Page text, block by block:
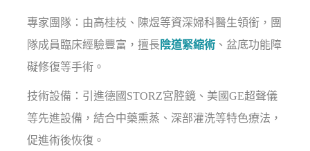
專家團隊：由高桂枝、陳煜等資深婦科醫生領銜，團
隊成員臨床經驗豐富，擅長 陰道緊縮術 、盆底功能障
礙修復等手術。
技術設備：引進德國STORZ宮腔鏡、美國GE超聲儀
等先進設備，結合中藥熏蒸、深部灌洗等特色療法，
促進術後恢復。